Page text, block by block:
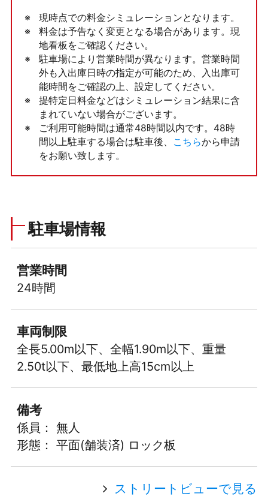
現時点での料金シミュレーションとなります。
料金は予告なく変更となる場合があります。現
地看板をご確認ください。
駐車場により営業時間が異なります。営業時間
外も入出庫日時の指定が可能のため、入出庫可
能時間をご確認の上、設定してください。
提特定日料金などはシミュレーション結果に含
まれていない場合がございます。
ご利用可能時間は通常48時間以内です。48時
間以上駐車する場合は駐車後、
こちらから申請
をお願い致します。
駐車場情報
営業時間
24時間
車両制限
全長5.00m以下、全幅1.90m以下、重量
2.50t以下、最低地上高15cm以上
備考
係員： 無人
形態： 平面(舗装済) ロック板
ストリートビューで見る